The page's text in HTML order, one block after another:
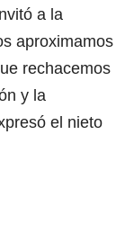
a la
aproximamos
rechacemos
y la
el nieto